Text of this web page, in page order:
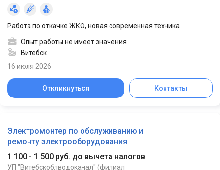
Работа по откачке ЖКО, новая современная техника
Опыт работы не имеет значения
Витебск
16 июля 2026
Откликнуться Контакты
Электромонтер по обслуживанию и
ремонту электрооборудования
1 100 - 1 500 руб. до вычета налогов
УП "Витебскоблводоканал" (филиал